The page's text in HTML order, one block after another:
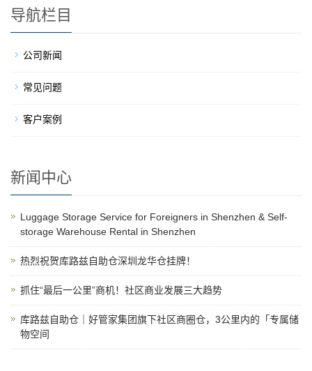
导航栏目
公司新闻
常见问题
客户案例
新闻中心
Luggage Storage Service for Foreigners in Shenzhen & Self-
storage Warehouse Rental in Shenzhen
热烈祝贺库路兹自助仓深圳龙华仓挂牌！
抓住“最后一公里”商机！社区商业发展三大趋势
库路兹自助仓｜好管家集团旗下社区商圈仓，3公里内的「专属储
物空间